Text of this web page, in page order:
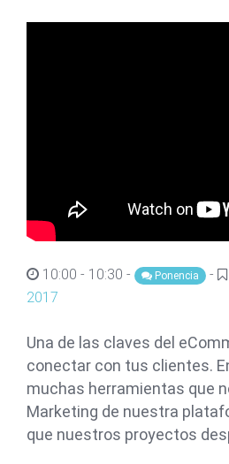
10:00 - 10:30 - Ponencia -
2017
Una de las claves del
conectar con tus clientes.
muchas herramientas que
Marketing de nuestra
que nuestros proyectos